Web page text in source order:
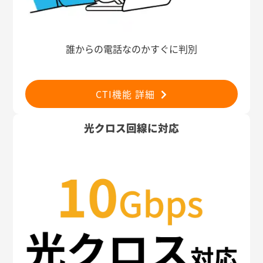
誰からの電話なのかすぐに判別
CTI機能 詳細
光クロス回線に対応